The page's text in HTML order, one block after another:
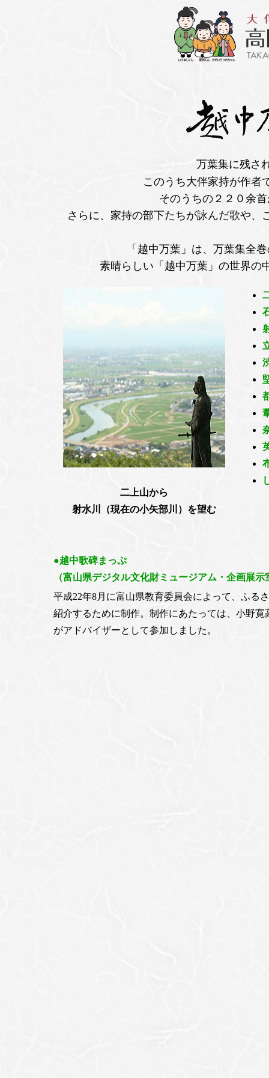
万葉集に残さ
このうち大伴家持が作者
そのうちの２２０余首
さらに、家持の部下たちが詠んだ歌や、
「越中万葉」は、万葉集全
素晴らしい「越中万葉」の世界の
二上山から
射水川（現在の小矢部川）を望む
●越中歌碑まっぷ
（富山県デジタル文化財ミュージアム・企画展示
平成22年8月に富山県教育委員会によって、ふる
紹介するために制作。制作にあたっては、小野
がアドバイザーとして参加しました。